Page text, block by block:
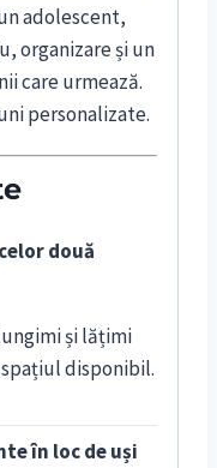
adolescent,
organizare și un
care urmează.
personalizate.
două
și lățimi
disponibil.
în loc de uși